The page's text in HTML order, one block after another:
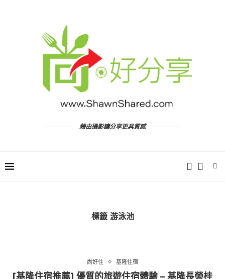
藉由攝影讓分享更具質感
標籤 游泳池
尚好住 基隆住宿
[基隆住宿推薦] 優質的旅遊住宿體驗 – 基隆長榮桂